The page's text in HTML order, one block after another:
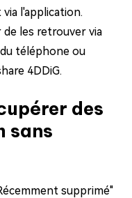
l'application.
de les retrouver via
téléphone ou
4DDiG.
des
sans
supprimé"